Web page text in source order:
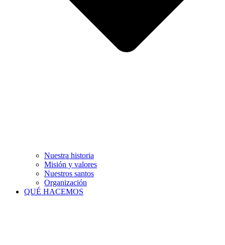
Nuestra historia
Misión y valores
Nuestros santos
Organización
QUÉ HACEMOS